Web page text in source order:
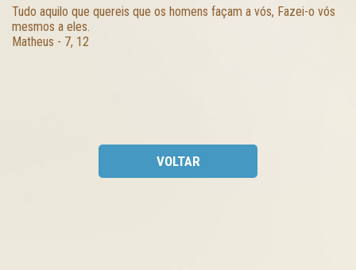
Tudo aquilo que quereis que os homens façam a vós, Fazei-o vós
mesmos a eles.
Matheus - 7, 12
VOLTAR